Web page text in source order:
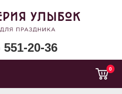
551-20-36
0